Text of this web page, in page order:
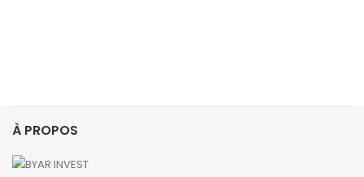
À PROPOS